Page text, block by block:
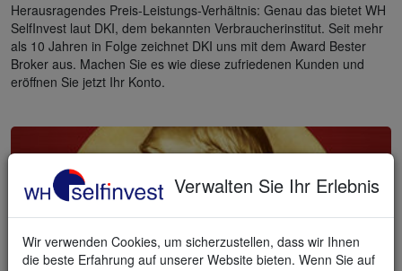
Herausragendes Preis-Leistungs-Verhältnis: Genau das bietet WH
SelfInvest laut DKI, dem bekannten Verbraucherinstitut. Seit mehr
als 10 Jahren in Folge zeichnet DKI uns mit dem Award Bester
Broker aus. Machen Sie es wie diese zufriedenen Kunden und
eröffnen Sie jetzt Ihr Konto.
Verwalten Sie Ihr Erlebnis
Wir verwenden Cookies, um sicherzustellen, dass wir Ihnen
die beste Erfahrung auf unserer Website bieten. Wenn Sie auf